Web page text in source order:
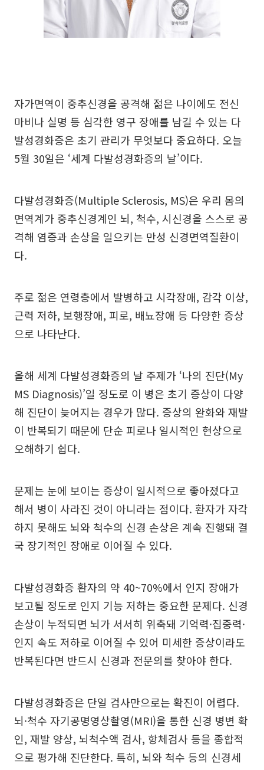
자가면역이 중추신경을 공격해 젊은 나이에도 전신
마비나 실명 등 심각한 영구 장애를 남길 수 있는 다
발성경화증은 초기 관리가 무엇보다 중요하다. 오늘
5월 30일은 ‘세계 다발성경화증의 날’이다.
다발성경화증(Multiple Sclerosis, MS)은 우리 몸의
면역계가 중추신경계인 뇌, 척수, 시신경을 스스로 공
격해 염증과 손상을 일으키는 만성 신경면역질환이
다.
주로 젊은 연령층에서 발병하고 시각장애, 감각 이상,
근력 저하, 보행장애, 피로, 배뇨장애 등 다양한 증상
으로 나타난다.
올해 세계 다발성경화증의 날 주제가 ‘나의 진단(My
MS Diagnosis)’일 정도로 이 병은 초기 증상이 다양
해 진단이 늦어지는 경우가 많다. 증상의 완화와 재발
이 반복되기 때문에 단순 피로나 일시적인 현상으로
오해하기 쉽다.
문제는 눈에 보이는 증상이 일시적으로 좋아졌다고
해서 병이 사라진 것이 아니라는 점이다. 환자가 자각
하지 못해도 뇌와 척수의 신경 손상은 계속 진행돼 결
국 장기적인 장애로 이어질 수 있다.
다발성경화증 환자의 약 40~70%에서 인지 장애가
보고될 정도로 인지 기능 저하는 중요한 문제다. 신경
손상이 누적되면 뇌가 서서히 위축돼 기억력·집중력·
인지 속도 저하로 이어질 수 있어 미세한 증상이라도
반복된다면 반드시 신경과 전문의를 찾아야 한다.
다발성경화증은 단일 검사만으로는 확진이 어렵다.
뇌·척수 자기공명영상촬영(MRI)을 통한 신경 병변 확
인, 재발 양상, 뇌척수액 검사, 항체검사 등을 종합적
으로 평가해 진단한다. 특히, 뇌와 척수 등의 신경세